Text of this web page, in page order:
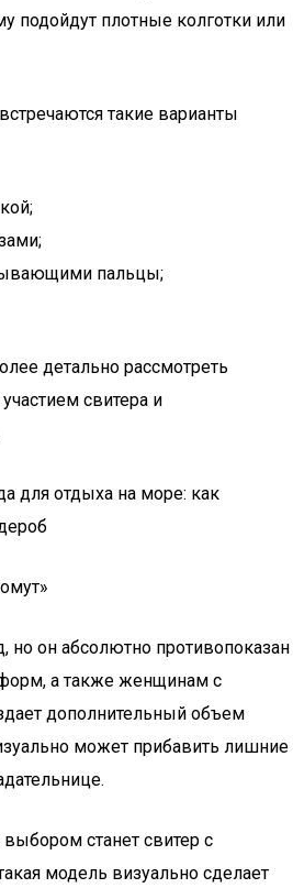
подойдут плотные колготки или
такие варианты
пальцы;
детально рассмотреть
свитера и
для отдыха на море: как
но он абсолютно противопоказан
а также женщинам с
дополнительный объем
может прибавить лишние
станет свитер с
модель визуально сделает